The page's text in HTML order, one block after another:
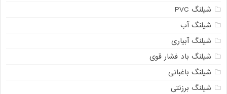
شیلنگ PVC
شیلنگ آب
شیلنگ آبیاری
شیلنگ باد فشار قوی
شیلنگ باغبانی
شیلنگ برزنتی